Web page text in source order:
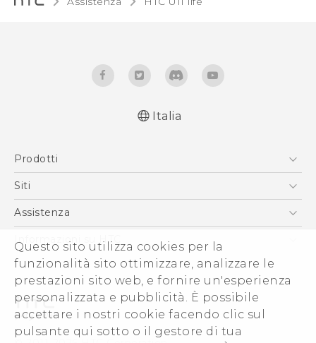
Questo sito utilizza cookies per la
funzionalità sito ottimizzare, analizzare le
prestazioni sito web, e fornire un'esperienza
personalizzata e pubblicità. È possibile
accettare i nostri cookie facendo clic sul
pulsante qui sotto o il gestore di tua
normativa
English - Safety and regulatory guide
Italia
Prodotti
Smartphone
Vive
Accessori
Siti
HTC VIVE
Assistenza
Ecommerce Assistenza
Informazioni su HTC
ESG
Uffici Commerciali
Investitori (Inglese)
Cookie Preferences